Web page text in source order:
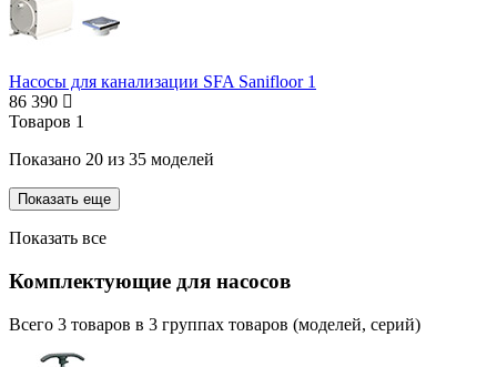
Насосы для канализации SFA Sanifloor 1
86 390
Товаров 1
Показано 20 из 35 моделей
Показать еще
Показать все
Комплектующие для насосов
Всего 3 товаров в 3 группах товаров (моделей, серий)